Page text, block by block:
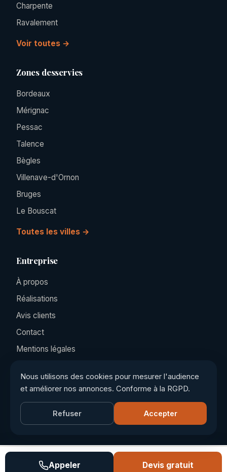
Charpente
Ravalement
Voir toutes →
Zones desservies
Bordeaux
Mérignac
Pessac
Talence
Bègles
Villenave-d'Ornon
Bruges
Le Bouscat
Toutes les villes →
Entreprise
À propos
Réalisations
Avis clients
Contact
Mentions légales
Tourny Couverture, Tous droits réservés ·
tuturfu.com
Appeler Devis gratuit
Nous utilisons des cookies pour mesurer l'audience
et améliorer nos annonces. Conforme à la RGPD.
Refuser Accepter